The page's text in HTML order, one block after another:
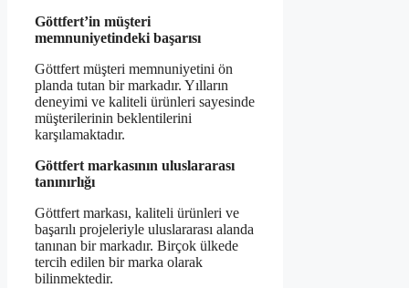
Göttfert’in müşteri
memnuniyetindeki başarısı
Göttfert müşteri memnuniyetini ön
planda tutan bir markadır. Yılların
deneyimi ve kaliteli ürünleri sayesinde
müşterilerinin beklentilerini
karşılamaktadır.
Göttfert markasının uluslararası
tanınırlığı
Göttfert markası, kaliteli ürünleri ve
başarılı projeleriyle uluslararası alanda
tanınan bir markadır. Birçok ülkede
tercih edilen bir marka olarak
bilinmektedir.